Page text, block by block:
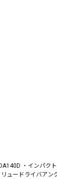
・インパク
ュードライバアン